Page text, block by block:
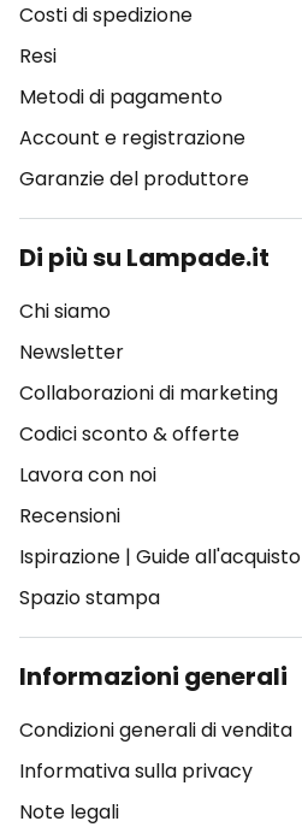
Costi di spedizione
Resi
Metodi di pagamento
Account e registrazione
Garanzie del produttore
Di più su Lampade.it
Chi siamo
Newsletter
Collaborazioni di marketing
Codici sconto & offerte
Lavora con noi
Recensioni
Ispirazione | Guide all'acquisto
Spazio stampa
Informazioni generali
Condizioni generali di vendita
Informativa sulla privacy
Note legali